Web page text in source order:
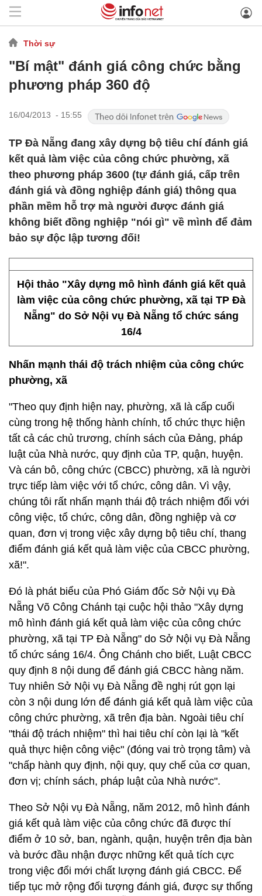
Thời sự
"Bí mật" đánh giá công chức bằng
phương pháp 360 độ
16/04/2013 - 15:55
TP Đà Nẵng đang xây dựng bộ tiêu chí đánh giá
kết quả làm việc của công chức phường, xã
theo phương pháp 3600 (tự đánh giá, cấp trên
đánh giá và đồng nghiệp đánh giá) thông qua
phần mềm hỗ trợ mà người được đánh giá
không biết đồng nghiệp "nói gì" về mình để đảm
bảo sự độc lập tương đối!
Hội thảo "Xây dựng mô hình đánh giá kết quả
làm việc của công chức phường, xã tại TP Đà
Nẵng" do Sở Nội vụ Đà Nẵng tổ chức sáng
16/4
Nhấn mạnh thái độ trách nhiệm của công chức
phường, xã
"Theo quy định hiện nay, phường, xã là cấp cuối
cùng trong hệ thống hành chính, tổ chức thực hiện
tất cả các chủ trương, chính sách của Đảng, pháp
luật của Nhà nước, quy định của TP, quận, huyện.
Và cán bô, công chức (CBCC) phường, xã là người
trực tiếp làm việc với tổ chức, công dân. Vì vậy,
chúng tôi rất nhấn mạnh thái độ trách nhiệm đối với
công việc, tổ chức, công dân, đồng nghiệp và cơ
quan, đơn vị trong việc xây dựng bộ tiêu chí, thang
điểm đánh giá kết quả làm việc của CBCC phường,
xã!".
Đó là phát biểu của Phó Giám đốc Sở Nội vụ Đà
Nẵng Võ Công Chánh tại cuộc hội thảo "Xây dựng
mô hình đánh giá kết quả làm việc của công chức
phường, xã tại TP Đà Nẵng" do Sở Nội vụ Đà Nẵng
tổ chức sáng 16/4. Ông Chánh cho biết, Luật CBCC
quy định 8 nội dung để đánh giá CBCC hàng năm.
Tuy nhiên Sở Nội vụ Đà Nẵng đề nghị rút gọn lại
còn 3 nội dung lớn để đánh giá kết quả làm việc của
công chức phường, xã trên địa bàn. Ngoài tiêu chí
"thái độ trách nhiệm" thì hai tiêu chí còn lại là "kết
quả thực hiện công việc" (đóng vai trò trọng tâm) và
"chấp hành quy định, nội quy, quy chế của cơ quan,
đơn vị; chính sách, pháp luật của Nhà nước".
Theo Sở Nội vụ Đà Nẵng, năm 2012, mô hình đánh
giá kết quả làm việc của công chức đã được thí
điểm ở 10 sở, ban, ngành, quận, huyện trên địa bàn
và bước đầu nhận được những kết quả tích cực
trong việc đổi mới chất lượng đánh giá CBCC. Để
tiếp tục mở rộng đối tượng đánh giá, được sự thống